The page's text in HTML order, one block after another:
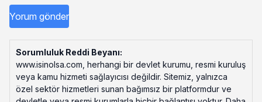
Sorumluluk Reddi Beyanı:
www.isinolsa.com, herhangi bir devlet kurumu, resmi kuruluş
veya kamu hizmeti sağlayıcısı değildir. Sitemiz, yalnızca
özel sektör hizmetleri sunan bağımsız bir platformdur ve